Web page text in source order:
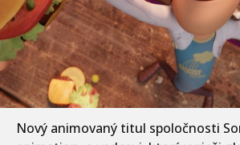
Nový animovaný titul spoločnosti